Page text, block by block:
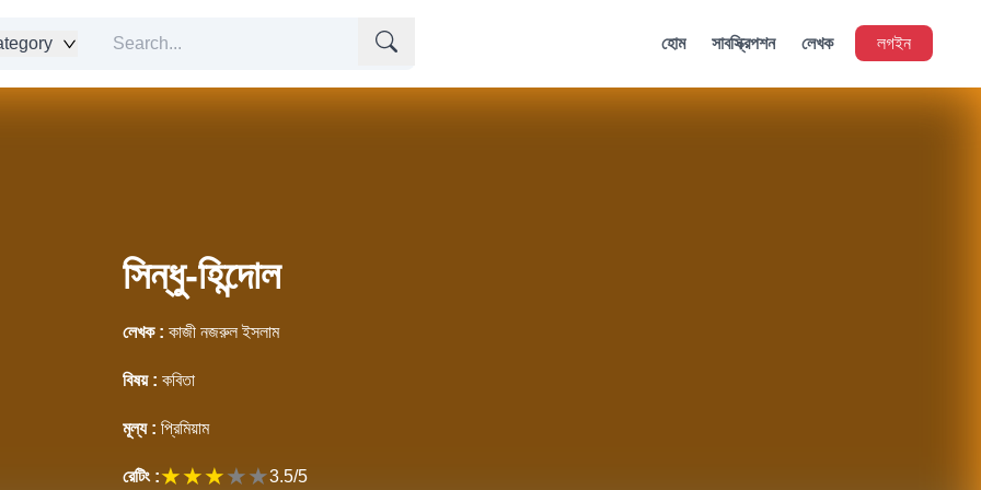
হোম সাবস্ক্রিপশন লেখক লগইন
সিন্ধু-হিন্দোল
লেখক : কাজী নজরুল ইসলাম
বিষয় : কবিতা
মূল্য : প্রিমিয়াম
রেটিং :★★★★★3.5/5